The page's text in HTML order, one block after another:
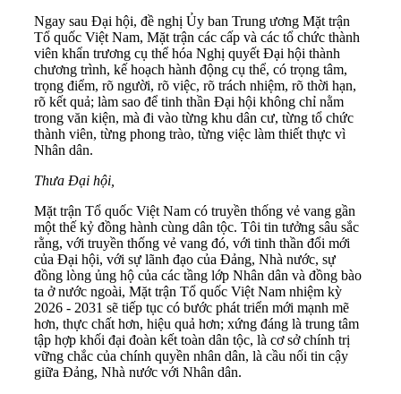
Ngay sau Đại hội, đề nghị Ủy ban Trung ương Mặt trận
Tổ quốc Việt Nam, Mặt trận các cấp và các tổ chức thành
viên khẩn trương cụ thể hóa Nghị quyết Đại hội thành
chương trình, kế hoạch hành động cụ thể, có trọng tâm,
trọng điểm, rõ người, rõ việc, rõ trách nhiệm, rõ thời hạn,
rõ kết quả; làm sao để tinh thần Đại hội không chỉ nằm
trong văn kiện, mà đi vào từng khu dân cư, từng tổ chức
thành viên, từng phong trào, từng việc làm thiết thực vì
Nhân dân.
Thưa Đại hội,
Mặt trận Tổ quốc Việt Nam có truyền thống vẻ vang gần
một thế kỷ đồng hành cùng dân tộc. Tôi tin tưởng sâu sắc
rằng, với truyền thống vẻ vang đó, với tinh thần đổi mới
của Đại hội, với sự lãnh đạo của Đảng, Nhà nước, sự
đồng lòng ủng hộ của các tầng lớp Nhân dân và đồng bào
ta ở nước ngoài, Mặt trận Tổ quốc Việt Nam nhiệm kỳ
2026 - 2031 sẽ tiếp tục có bước phát triển mới mạnh mẽ
hơn, thực chất hơn, hiệu quả hơn; xứng đáng là trung tâm
tập hợp khối đại đoàn kết toàn dân tộc, là cơ sở chính trị
vững chắc của chính quyền nhân dân, là cầu nối tin cậy
giữa Đảng, Nhà nước với Nhân dân.